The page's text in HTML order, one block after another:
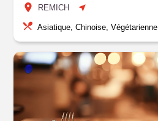
REMICH
Asiatique, Chinoise, Végétarienne